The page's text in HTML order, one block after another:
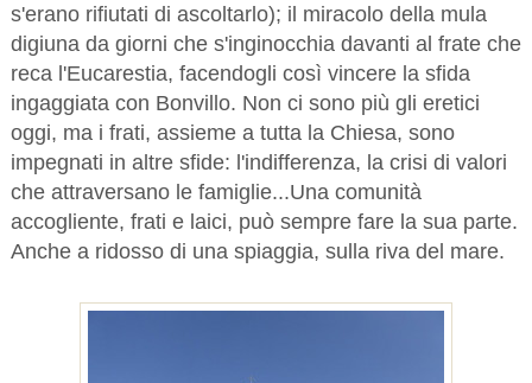
s'erano rifiutati di ascoltarlo); il miracolo della mula
digiuna da giorni che s'inginocchia davanti al frate che
reca l'Eucarestia, facendogli così vincere la sfida
ingaggiata con Bonvillo. Non ci sono più gli eretici
oggi, ma i frati, assieme a tutta la Chiesa, sono
impegnati in altre sfide: l'indifferenza, la crisi di valori
che attraversano le famiglie...Una comunità
accogliente, frati e laici, può sempre fare la sua parte.
Anche a ridosso di una spiaggia, sulla riva del mare.